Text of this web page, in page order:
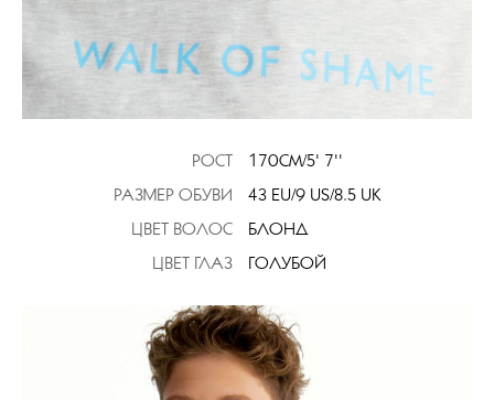
РОСТ
170CM/5' 7''
РАЗМЕР ОБУВИ
43 EU/9 US/8.5 UK
ЦВЕТ ВОЛОС
БЛОНД
ЦВЕТ ГЛАЗ
ГОЛУБОЙ